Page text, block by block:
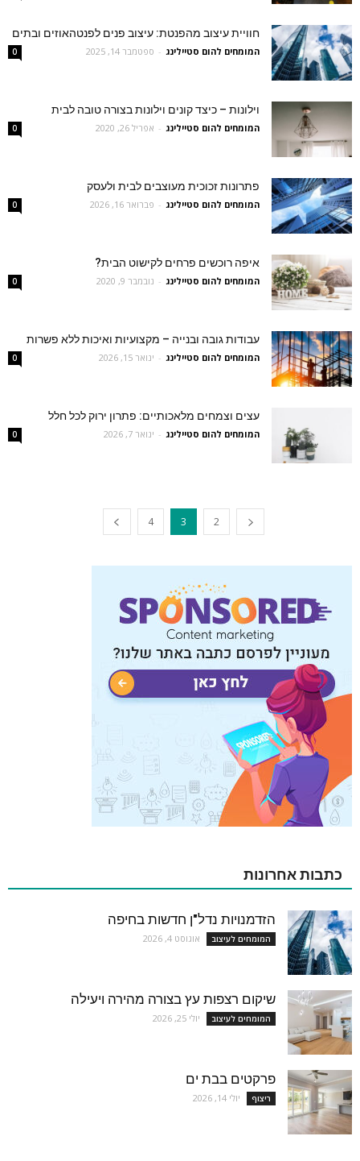
חוויית עיצוב מהפנטת: עיצוב פנים לפנטהאוזים ובתים
המומחים להום סטיילינג - ספטמבר 14, 2025 0
וילונות – כיצד קונים וילונות בצורה טובה לבית
המומחים להום סטיילינג - אפריל 26, 2020 0
פתרונות זכוכית מעוצבים לבית ולעסק
המומחים להום סטיילינג - פברואר 16, 2026 0
איפה רוכשים פרחים לקישוט הבית?
המומחים להום סטיילינג - נובמבר 9, 2020 0
עבודות גובה ובנייה – מקצועיות ואיכות ללא פשרות
המומחים להום סטיילינג - ינואר 15, 2026 0
עצים וצמחים מלאכותיים: פתרון ירוק לכל חלל
המומחים להום סטיילינג - ינואר 7, 2026 0
2
3
4
כתבות אחרונות
הזדמנויות נדל"ן חדשות בחיפה
המומחים לעיצוב אוגוסט 4, 2026
שיקום רצפות עץ בצורה מהירה ויעילה
המומחים לעיצוב יולי 25, 2026
פרקטים בבת ים
ריצוף יולי 14, 2026